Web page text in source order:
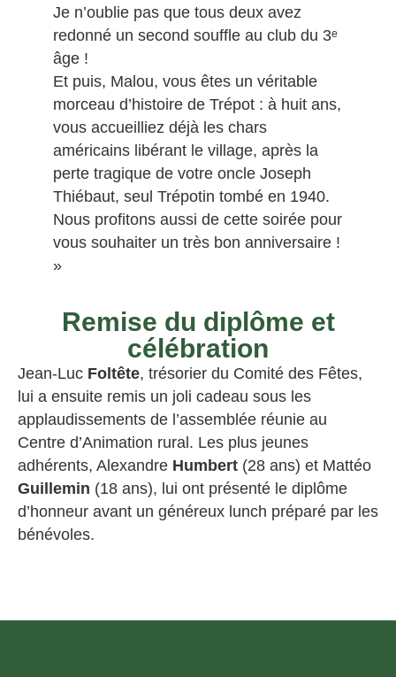
Je n’oublie pas que tous deux avez
redonné un second souffle au club du 3ᵉ
âge !
Et puis, Malou, vous êtes un véritable
morceau d’histoire de Trépot : à huit ans,
vous accueilliez déjà les chars
américains libérant le village, après la
perte tragique de votre oncle Joseph
Thiébaut, seul Trépotin tombé en 1940.
Nous profitons aussi de cette soirée pour
vous souhaiter un très bon anniversaire !
»
Remise du diplôme et
célébration
Jean-Luc Foltête, trésorier du Comité des Fêtes,
lui a ensuite remis un joli cadeau sous les
applaudissements de l’assemblée réunie au
Centre d’Animation rural. Les plus jeunes
adhérents, Alexandre Humbert (28 ans) et Mattéo
Guillemin (18 ans), lui ont présenté le diplôme
d’honneur avant un généreux lunch préparé par les
bénévoles.